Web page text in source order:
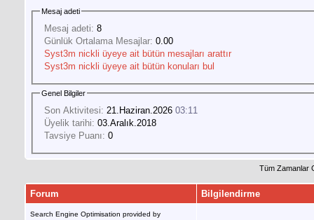
Mesaj adeti
Mesaj adeti: 8
Günlük Ortalama Mesajlar: 0.00
Syst3m nickli üyeye ait bütün mesajları arattır
Syst3m nickli üyeye ait bütün konuları bul
Genel Bilgiler
Son Aktivitesi: 21.Haziran.2026 03:11
Üyelik tarihi: 03.Aralık.2018
Tavsiye Puanı: 0
Tüm Zamanlar
Forum Bilgilendirme
Search Engine Optimisation provided by